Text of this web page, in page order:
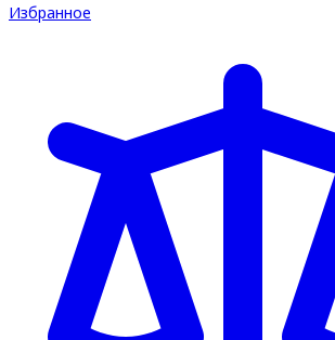
Избранное